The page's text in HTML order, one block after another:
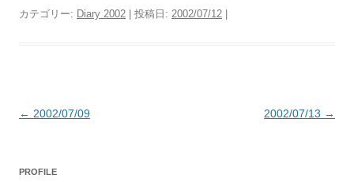
カテゴリー: Diary 2002 | 投稿日: 2002/07/12
投
← 2002/07/09 2002/07/13 →
PROFILE